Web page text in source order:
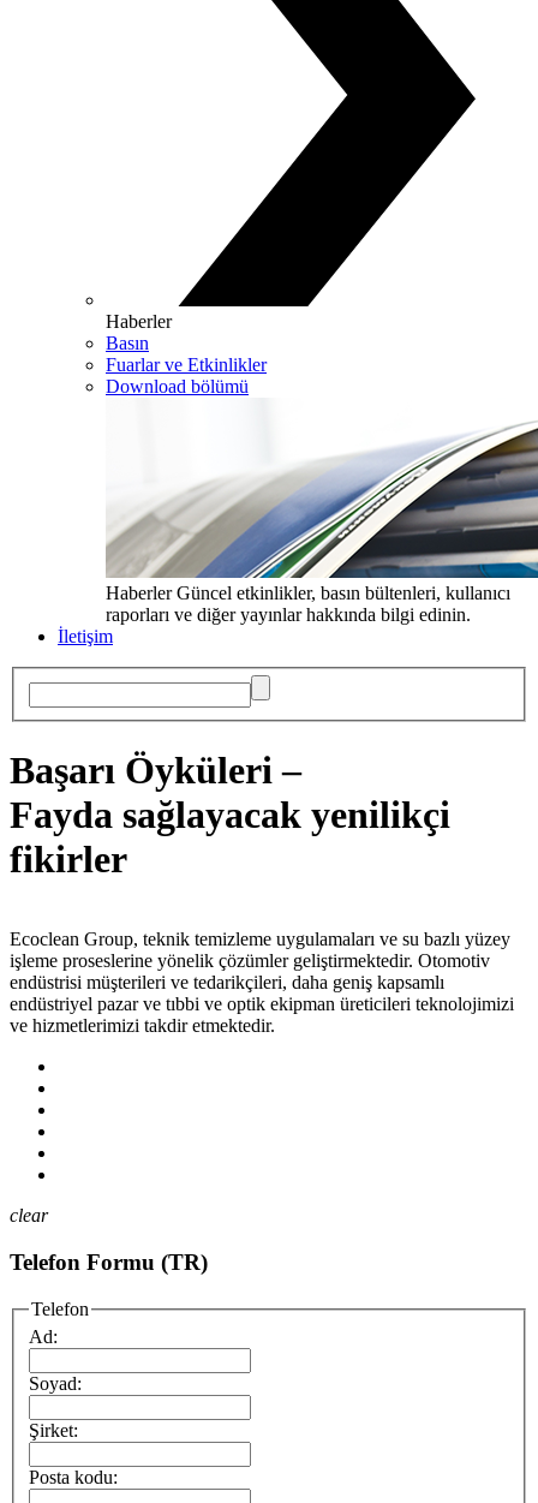
Haberler
Basın
Fuarlar ve Etkinlikler
Download bölümü
HaberlerGüncel etkinlikler, basın bültenleri, kullanıcı
raporları ve diğer yayınlar hakkında bilgi edinin.
İletişim
Başarı Öyküleri –
Fayda sağlayacak yenilikçi
fikirler
Ecoclean Group, teknik temizleme uygulamaları ve su bazlı yüzey
işleme proseslerine yönelik çözümler geliştirmektedir. Otomotiv
endüstrisi müşterileri ve tedarikçileri, daha geniş kapsamlı
endüstriyel pazar ve tıbbi ve optik ekipman üreticileri teknolojimizi
ve hizmetlerimizi takdir etmektedir.
clear
Telefon Formu (TR)
Telefon
Ad:
Soyad:
Şirket:
Posta kodu: